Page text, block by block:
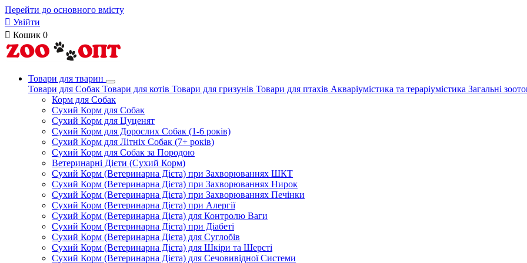
Перейти до основного вмісту
 Увійти
 Кошик 0
Товари для тварин
Товари для Собак Товари для котів Товари для гризунів Товари для птахів Акваріумістика та тераріумістика Загальні
Корм для Собак
Сухий Корм для Собак
Сухий Корм для Цуценят
Сухий Корм для Дорослих Собак (1-6 років)
Сухий Корм для Літніх Собак (7+ років)
Сухий Корм для Собак за Породою
Ветеринарні Дієти (Сухий Корм)
Сухий Корм (Ветеринарна Дієта) при Захворюваннях ШКТ
Сухий Корм (Ветеринарна Дієта) при Захворюваннях Нирок
Сухий Корм (Ветеринарна Дієта) при Захворюваннях Печінки
Сухий Корм (Ветеринарна Дієта) при Алергії
Сухий Корм (Ветеринарна Дієта) для Контролю Ваги
Сухий Корм (Ветеринарна Дієта) при Діабеті
Сухий Корм (Ветеринарна Дієта) для Суглобів
Сухий Корм (Ветеринарна Дієта) для Шкіри та Шерсті
Сухий Корм (Ветеринарна Дієта) для Сечовивідної Системи